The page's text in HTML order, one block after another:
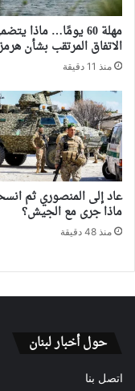
مهلة 60 يومًا… ماذا
الاتفاق المرتقب بشأن
منذ 11 دقيقة
عاد إلى المنصوري ثم
ماذا جرى مع الجيش؟
منذ 48 دقيقة
حول أخبار لبنان
اتصل بنا